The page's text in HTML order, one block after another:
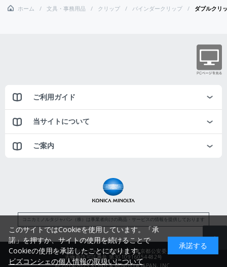
ホーム 文具・事務用品 クリップ バインダークリップ ダブルク
ご利用ガイド
当サイトについて
ご案内
コニカミノルタジャパン（株）は事業者向けの商品・サービスの情報を提供しております
コニカミノルタジャパン株式会社／東京都公安委員会
古物商許可証番号 第3010916054482号
© 2014-2025 KONICA MINOLTA JAPAN, INC.
このサイトではCookieを使用しています。「承
諾」を押すか、サイトの使用を続けることで
Cookieの使用を承諾したことになります。
ビズコンシェの個人情報の取扱いについて
承諾する